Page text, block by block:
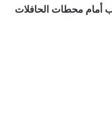
أمام محطات الحافلات